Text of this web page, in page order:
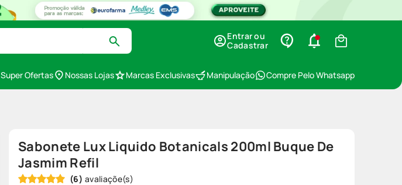
Entrar ou
Cadastrar
Super Ofertas Nossas Lojas Marcas Exclusivas Manipulação Compre Pelo Whatsapp
Sabonete Lux Liquido Botanicals 200ml Buque De
Jasmim Refil
(6)